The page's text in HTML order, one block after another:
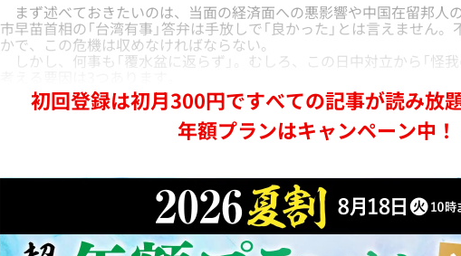
まず述べておきたいのは、当面の経済面への悪影響や中国在留邦人
市早苗首相の「台湾有事」答弁は手放しで「良かった」とは言えません
かで、この危機は収めなければならない。
しかし、何事も「覆水盆に返らず」。むしろ、この日中対立から「怪
初回登録は初月300円ですべての記事が読み放題
年額プランはキャンペーン中！